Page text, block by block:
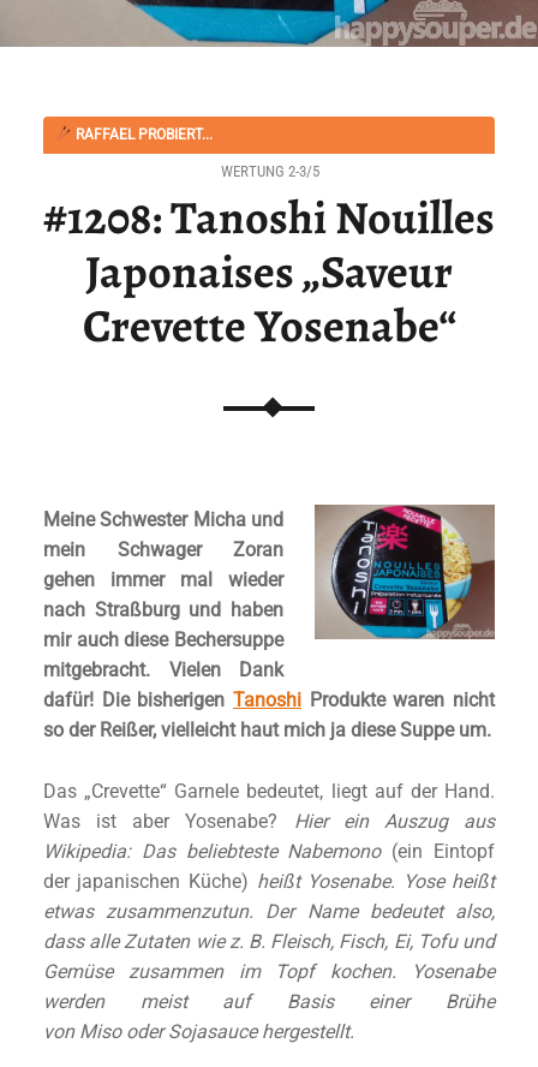
RAFFAEL PROBIERT...
#1208: Tanoshi Nouilles
Japonaises „Saveur
Crevette Yosenabe“
WERTUNG 2-3/5
Meine Schwester Micha und
mein Schwager Zoran
gehen immer mal wieder
nach Straßburg und haben
mir auch diese Bechersuppe
mitgebracht. Vielen Dank
dafür! Die bisherigen Tanoshi Produkte waren nicht
so der Reißer, vielleicht haut mich ja diese Suppe um.
Das „Crevette“ Garnele bedeutet, liegt auf der Hand.
Was ist aber Yosenabe? Hier ein Auszug aus
Wikipedia: Das beliebteste Nabemono (ein Eintopf
der japanischen Küche) heißt Yosenabe. Yose heißt
etwas zusammenzutun. Der Name bedeutet also,
dass alle Zutaten wie z. B. Fleisch, Fisch, Ei, Tofu und
Gemüse zusammen im Topf kochen. Yosenabe
werden meist auf Basis einer Brühe
von Miso oder Sojasauce hergestellt.